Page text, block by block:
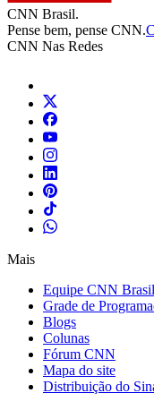
CNN Brasil.
Pense bem, pense CNN.
CNN Nas Redes
Mais
Equipe CNN Brasil
Grade de
Blogs
Colunas
Fórum CNN
Mapa do site
Distribuição do